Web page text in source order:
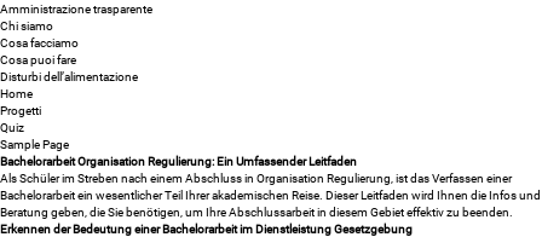
Amministrazione trasparente
Chi siamo
Cosa facciamo
Cosa puoi fare
Disturbi dell’alimentazione
Home
Progetti
Quiz
Sample Page
Bachelorarbeit Organisation Regulierung: Ein Umfassender Leitfaden
Als Schüler im Streben nach einem Abschluss in Organisation Regulierung, ist das Verfassen einer
Bachelorarbeit ein wesentlicher Teil Ihrer akademischen Reise. Dieser Leitfaden wird Ihnen die Infos und
Beratung geben, die Sie benötigen, um Ihre Abschlussarbeit in diesem Gebiet effektiv zu beenden.
Erkennen der Bedeutung einer Bachelorarbeit im Dienstleistung Gesetzgebung